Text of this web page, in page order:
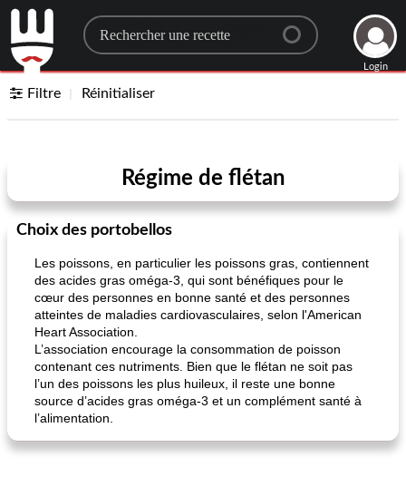
Search for a recipe
Login
Filtre Réinitialiser
Régime de flétan
Choix des portobellos
Les poissons, en particulier les poissons gras, contiennent
des acides gras oméga-3, qui sont bénéfiques pour le
cœur des personnes en bonne santé et des personnes
atteintes de maladies cardiovasculaires, selon l'American
Heart Association.
L’association encourage la consommation de poisson
contenant ces nutriments. Bien que le flétan ne soit pas
l’un des poissons les plus huileux, il reste une bonne
source d’acides gras oméga-3 et un complément santé à
l’alimentation.